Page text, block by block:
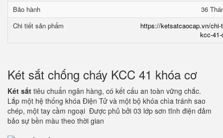
Bảo hành
36
Chi tiết sản phẩm
https://ketsatcaocap.vn/
kcc-
Két sắt chống cháy KCC 41 khóa cơ
Két sắt tiêu chuẩn ngân hàng, có kết cấu an toàn vững chắc.
Lắp một hệ thống khóa Điện Tử và một bộ khóa chìa tránh sao
chép, một tay cầm ngoại Được phủ bởi 03 lớp sơn tĩnh điện đảm
bảo sự bền màu theo thời gian